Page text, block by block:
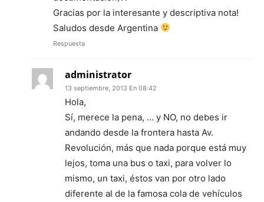
Gracias por la interesante y descriptiva nota!
Saludos desde Argentina
Respuesta
administrator
13 septiembre, 2013 En 08:42
Hola,
Sí, merece la pena, … y NO, no debes ir
andando desde la frontera hasta Av.
Revolución, más que nada porque está muy
lejos, toma una bus o taxi, para volver lo
mismo, un taxi, éstos van por otro lado
diferente al de la famosa cola de vehículos